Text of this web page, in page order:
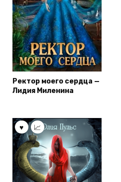
Ректор моего сердца —
Лидия Миленина